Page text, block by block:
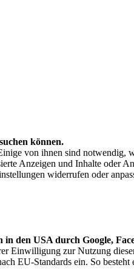
können.
von ihnen sind notwendig,
Anzeigen und Inhalte oder
widerrufen oder
den USA durch Google,
Einwilligung zur Nutzung
EU-Standards ein. So